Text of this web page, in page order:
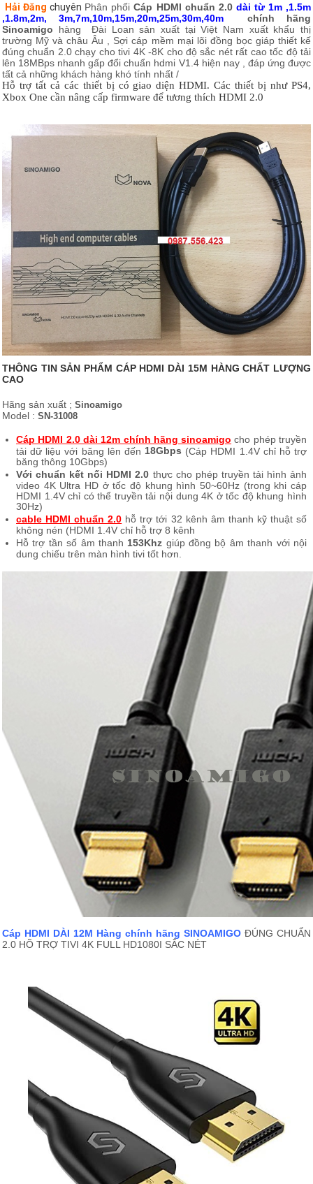
Hải Đăng chuyên Phân phốiCáp HDMI chuẩn 2.0 dài từ 1m ,1.5m
,1.8m,2m, 3m,7m,10m,15m,20m,25m,30m,40m
chính hãng
Sinoamigo hàng Đài Loan sản xuất tại Việt Nam xuất khẩu thị
trường Mỹ và châu Âu , Sợi cáp mềm mại lõi đồng bọc giáp thiết kế
đúng chuẩn 2.0 chạy cho tivi 4K -8K cho độ sắc nét rất cao tốc độ tải
lên 18MBps nhanh gấp đổi chuẩn hdmi V1.4 hiện nay , đáp ứng được
tất cả những khách hàng khó tính nhất /
Hỗ trợ tất cả các thiết bị có giao diện HDMI. Các thiết bị như PS4,
Xbox One cần nâng cấp firmware để tương thích HDMI 2.0
THÔNG TIN SẢN PHẨM CÁP HDMI DÀI 15M HÀNG CHẤT LƯỢNG
CAO
Hãng sản xuất ; Sinoamigo
Model : SN-31008
Cáp HDMI 2.0 dài 12m chính hãng sinoamigo cho phép truyền
tải dữ liệu với băng lên đến 18Gbps (Cáp HDMI 1.4V chỉ hỗ trợ
băng thông 10Gbps)
Với chuẩn kết nối HDMI 2.0 thực cho phép truyền tải hình ảnh
video 4K Ultra HD ở tốc độ khung hình 50~60Hz (trong khi cáp
HDMI 1.4V chỉ có thể truyền tải nội dung 4K ở tốc độ khung hình
30Hz)
cable HDMI chuẩn 2.0 hỗ trợ tới 32 kênh âm thanh kỹ thuật số
không nén (HDMI 1.4V chỉ hỗ trợ 8 kênh
Hỗ trợ tần số âm thanh 153Khz giúp đồng bộ âm thanh với nội
dung chiếu trên màn hình tivi tốt hơn.
Cáp HDMI DÀI 12M Hàng chính hãng SINOAMIGO ĐÚNG CHUẨN
2.0 HÕ TRỢ TIVI 4K FULL HD1080I SẮC NÉT